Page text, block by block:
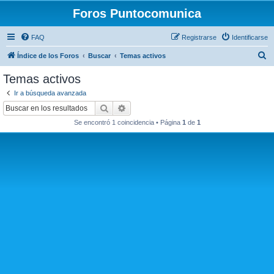
Foros Puntocomunica
FAQ Identificarse
Registrarse
Índice de los Foros Buscar Temas activos
Temas activos
Ir a búsqueda avanzada
Buscar
Se encontró 1 coincidencia • Página 1 de 1